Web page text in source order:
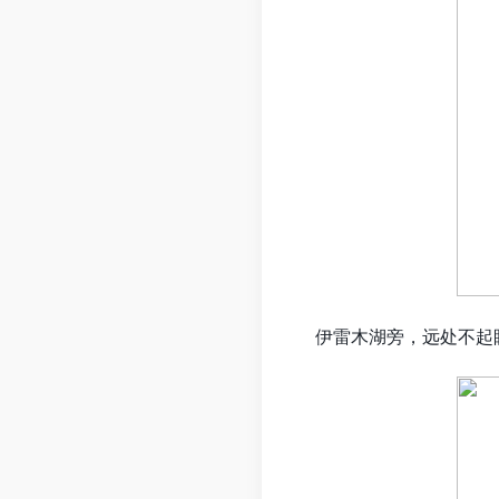
伊雷木湖旁，远处不起